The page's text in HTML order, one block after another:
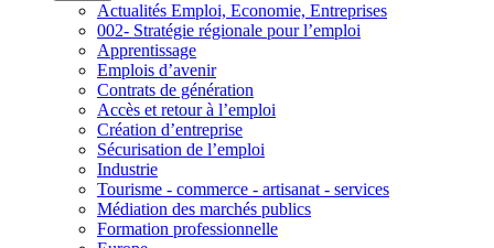
Actualités Emploi, Economie, Entreprises
002- Stratégie régionale pour l’emploi
Apprentissage
Emplois d’avenir
Contrats de génération
Accès et retour à l’emploi
Création d’entreprise
Sécurisation de l’emploi
Industrie
Tourisme - commerce - artisanat - services
Médiation des marchés publics
Formation professionnelle